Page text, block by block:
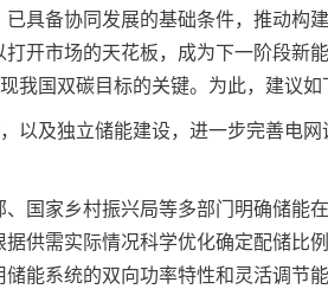
备协同发展的基础条件，推动构
开市场的天花板，成为下一阶段新
我国双碳目标的关键。为此，建议如
及独立储能建设，进一步完善电网
家乡村振兴局等多部门明确储能
供需实际情况科学优化确定配储比
能系统的双向功率特性和灵活调节